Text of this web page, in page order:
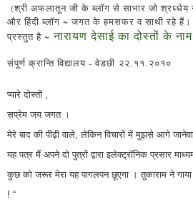
(श्री अफलातून जी के ब्लॉग से साभार जो श्रध्धेय
और हिंदी ब्लॉग ~ जगत के हमसफर व साथी रहे
प्रस्तुत है ~नारायण देसाई का दोस्तों के
संपूर्ण क्रान्ति विद्यालय - वेडछी २२.११.२०१०
प्यारे दोस्तों ,
सप्रेम जय जगत ।
मेरे बाद की पीढ़ी वाले, लेकिन विचारों में मुझसे आगे
यह पत्र मैं अपने दो पुत्रों द्वारा इलेक्ट्रॉनिक प्रसार
कुछ को जरूर मेरा यह पागलपन छूएगा । तुकाराम ने गाया
! “